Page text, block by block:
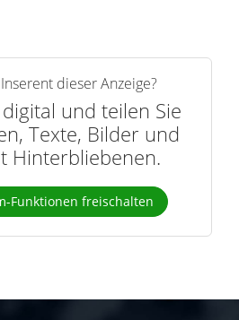
dieser Anzeige?
und teilen Sie
Texte, Bilder und
Hinterbliebenen.
Funktionen freischalten